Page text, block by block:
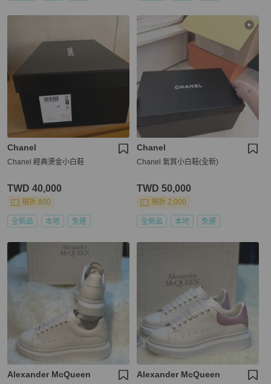
Chanel
Chanel 經典燙金小白鞋
TWD 40,000
現折 800
全新品 本地 免運
Chanel
Chanel 氣質小白鞋(全新)
TWD 50,000
現折 2,000
全新品 本地 免運
Alexander McQueen Alexander McQueen